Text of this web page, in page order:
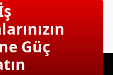
Güç